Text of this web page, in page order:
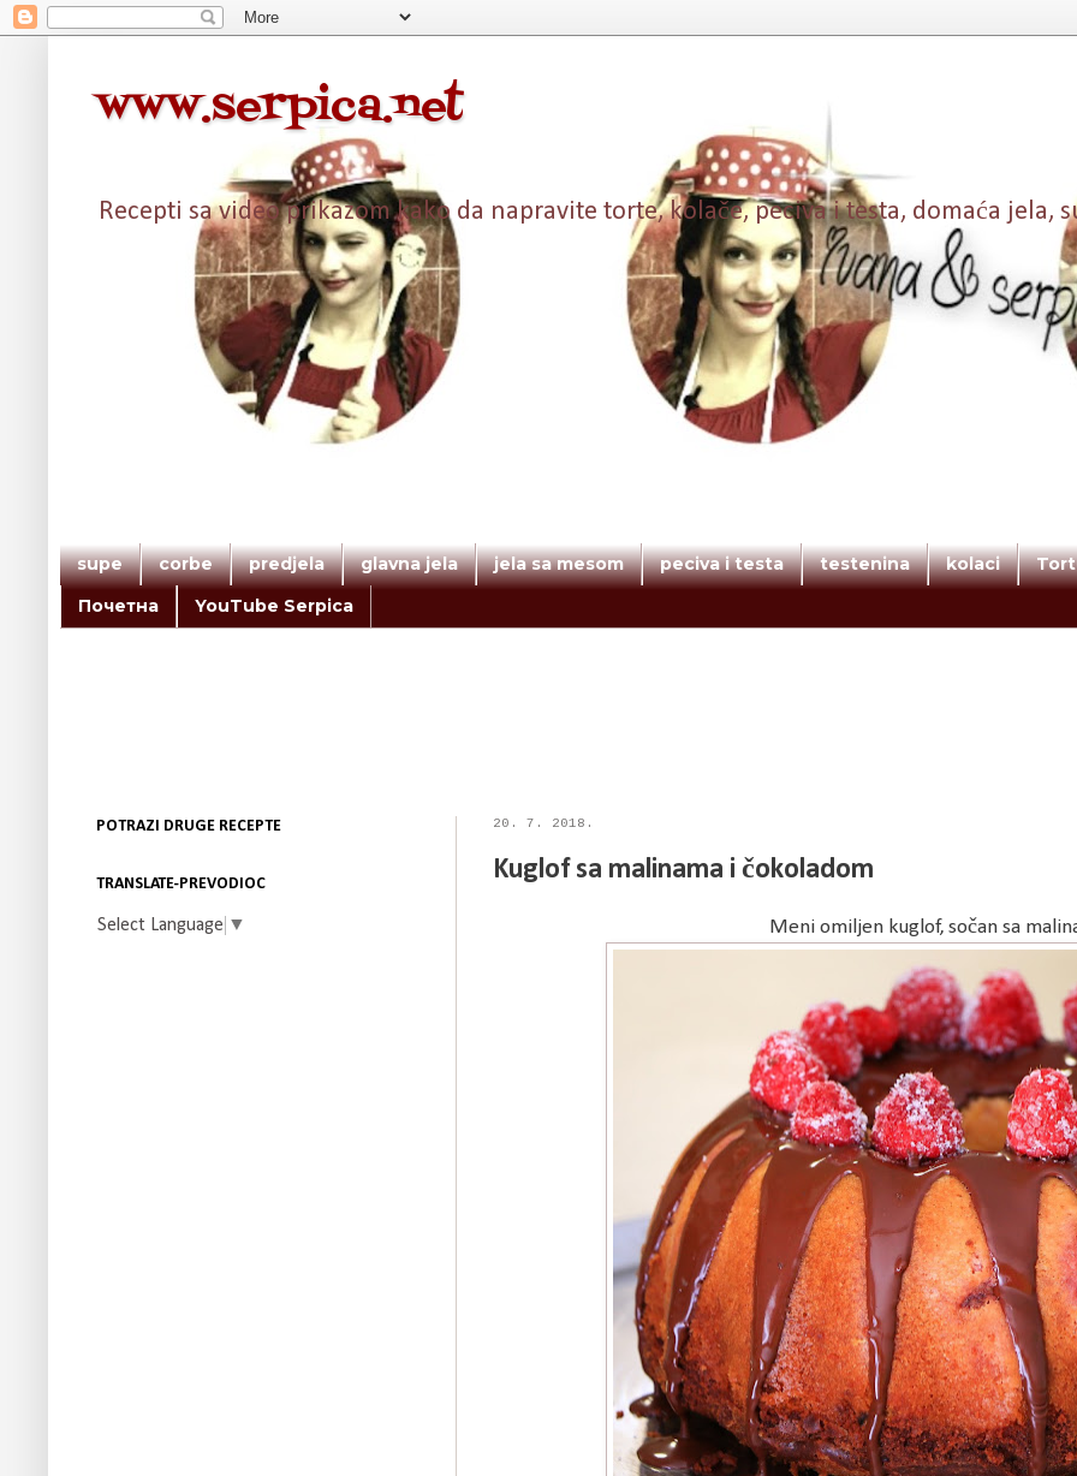
www.serpica.net
Recepti sa video prikazom kako da napravite torte, kolače, peciva i testa, domaća jela,
supe corbe predjela glavna jela jela sa mesom peciva i testa testenina kolaci
Почетна
YouTube Serpica
20. 7. 2018.
Kuglof sa malinama i čokoladom
Meni omiljen kuglof, sočan sa
POTRAZI DRUGE RECEPTE
TRANSLATE-PREVODIOC
Select Language ▼